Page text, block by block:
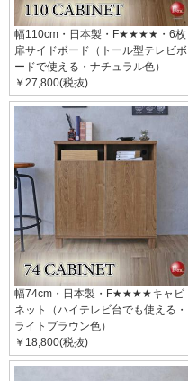
幅110cm・日本製・F★★★★・6枚
扉サイドボード（トール型テレビボ
ードで使える・ナチュラル色）
￥27,800(税抜)
幅74cm・日本製・F★★★★キャビ
ネット（ハイテレビ台でも使える・
ライトブラウン色）
￥18,800(税抜)